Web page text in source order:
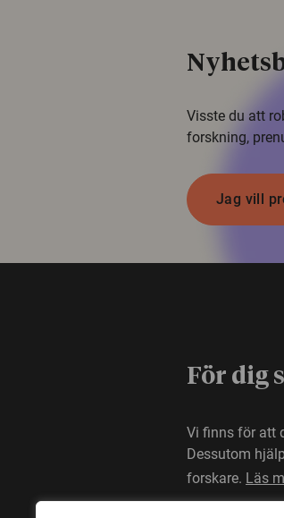
Visste du att
forskning,
Jag vill
För dig
Vi finns för att
Dessutom
forskare. Läs